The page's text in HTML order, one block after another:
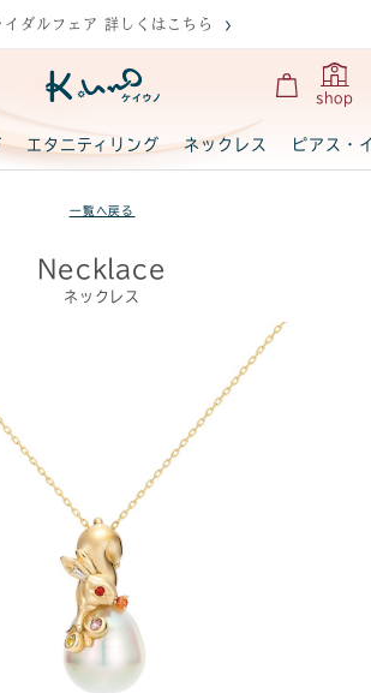
イダルフェア 詳しくはこちら
shop
エタニティリング ネックレス ピアス・
一覧へ戻る
Necklace
ネックレス